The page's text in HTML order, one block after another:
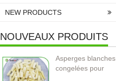
NEW PRODUCTS
NOUVEAUX PRODUITS
Asperges blanches
congelées pour